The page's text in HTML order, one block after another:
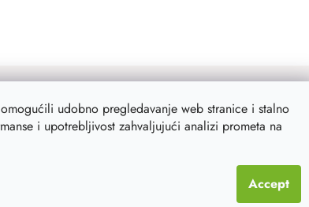
udobno pregledavanje web stranice i stalno
i upotrebljivost zahvaljujući analizi prometa na
Accept